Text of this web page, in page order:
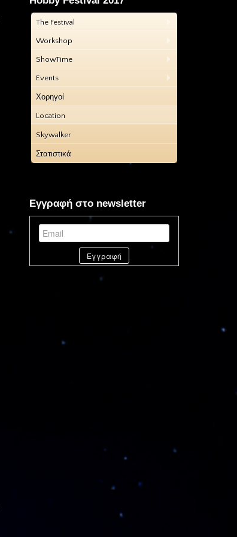
The Festival
Workshop
ShowTime
Events
Χορηγοί
Location
Skywalker
Στατιστικά
Εγγραφή στο newsletter